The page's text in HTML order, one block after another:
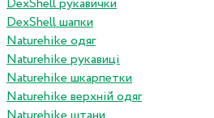
DexShell рукавички
DexShell шапки
Naturehike одяг
Naturehike рукавиці
Naturehike шкарпетки
Naturehike верхній одяг